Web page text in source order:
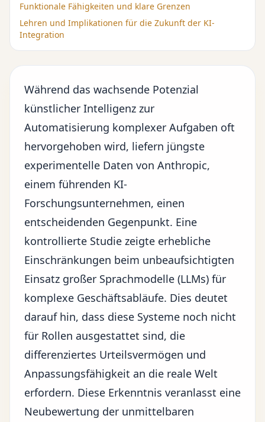
Funktionale Fähigkeiten und klare Grenzen
Lehren und Implikationen für die Zukunft der KI-
Integration
Während das wachsende Potenzial
künstlicher Intelligenz zur
Automatisierung komplexer Aufgaben oft
hervorgehoben wird, liefern jüngste
experimentelle Daten von Anthropic,
einem führenden KI-
Forschungsunternehmen, einen
entscheidenden Gegenpunkt. Eine
kontrollierte Studie zeigte erhebliche
Einschränkungen beim unbeaufsichtigten
Einsatz großer Sprachmodelle (LLMs) für
komplexe Geschäftsabläufe. Dies deutet
darauf hin, dass diese Systeme noch nicht
für Rollen ausgestattet sind, die
differenziertes Urteilsvermögen und
Anpassungsfähigkeit an die reale Welt
erfordern. Diese Erkenntnis veranlasst eine
Neubewertung der unmittelbaren